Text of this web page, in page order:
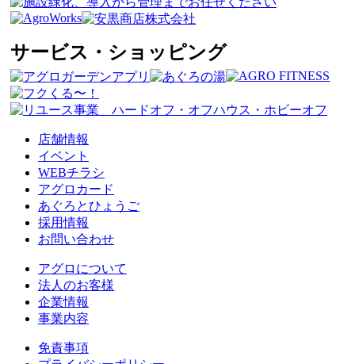
サービス・ショッピング
店舗情報
イベント
WEBチラシ
アグロカード
あぐろとひょうご
採用情報
お問い合わせ
アグロについて
法人のお客様
企業情報
事業内容
免責事項